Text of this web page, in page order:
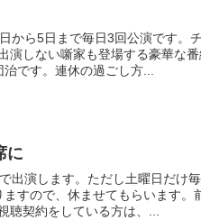
から5日まで毎日3回公演です。
演しない噺家も登場する豪華な
です。連休の過ごし方...
に
出演します。ただし土曜日だけ
すので、休ませてもらいます。
聴契約をしている方は、...